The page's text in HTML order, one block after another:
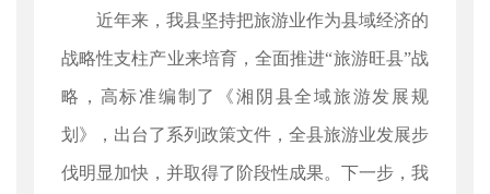
近年来，我县坚持把旅游业作为县域经济的
战略性支柱产业来培育，全面推进“旅游旺县”战
略，高标准编制了《湘阴县全域旅游发展规
划》，出台了系列政策文件，全县旅游业发展步
伐明显加快，并取得了阶段性成果。下一步，我